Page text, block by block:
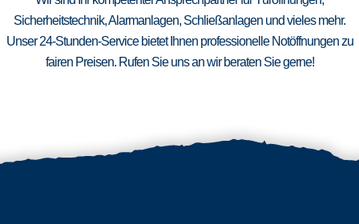
Sicherheitstechnik, Alarmanlagen, Schließanlagen und vieles mehr.
Unser 24-Stunden-Service bietet Ihnen professionelle Notöffnungen zu
fairen Preisen. Rufen Sie uns an wir beraten Sie gerne!